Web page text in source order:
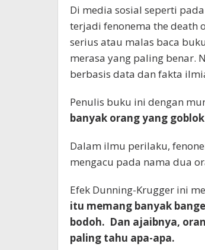
Di media sosial seperti
terjadi fenonema the death
serius atau malas baca
merasa yang paling benar.
berbasis data dan fakta
Penulis buku ini dengan
banyak orang yang
Dalam ilmu perilaku,
mengacu pada nama dua
Efek Dunning-Krugger ini
itu memang banyak
bodoh. Dan ajaibnya,
paling tahu apa-apa.